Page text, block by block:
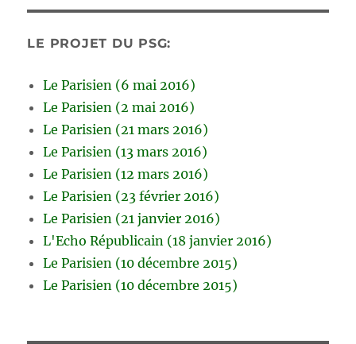
LE PROJET DU PSG:
Le Parisien (6 mai 2016)
Le Parisien (2 mai 2016)
Le Parisien (21 mars 2016)
Le Parisien (13 mars 2016)
Le Parisien (12 mars 2016)
Le Parisien (23 février 2016)
Le Parisien (21 janvier 2016)
L'Echo Républicain (18 janvier 2016)
Le Parisien (10 décembre 2015)
Le Parisien (10 décembre 2015)